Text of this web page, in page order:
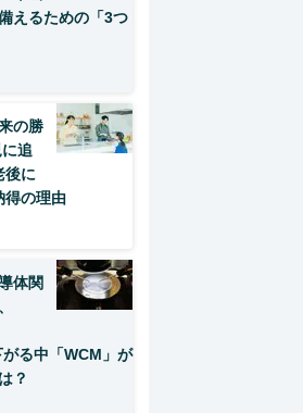
えるための「3つ
の勝
追
後に
得の理由
体関
がる中「WCM」が
？